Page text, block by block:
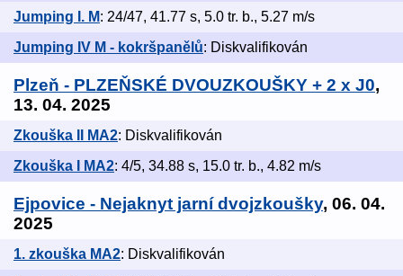
Jumping I. M: 24/47, 41.77 s, 5.0 tr. b., 5.27 m/s
Jumping IV M - kokršpanělů: Diskvalifikován
Plzeň - PLZEŇSKÉ DVOUZKOUŠKY + 2 x J0,
13. 04. 2025
Zkouška II MA2: Diskvalifikován
Zkouška I MA2: 4/5, 34.88 s, 15.0 tr. b., 4.82 m/s
Ejpovice - Nejaknyt jarní dvojzkoušky, 06. 04.
2025
1. zkouška MA2: Diskvalifikován